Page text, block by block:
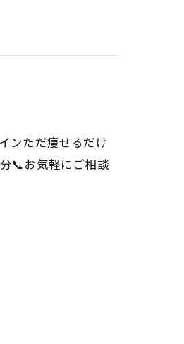
ンただ痩せるだけ
📞お気軽にご相談